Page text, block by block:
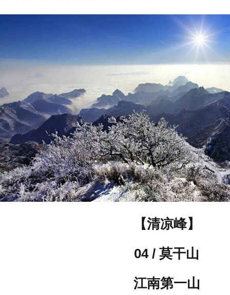
【清凉峰】
04 / 莫干山
江南第一山